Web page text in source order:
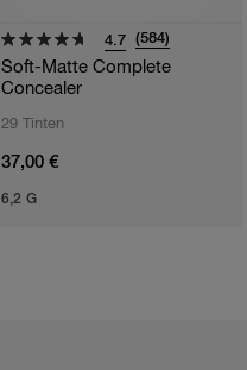
4.7 (584)
Soft-Matte Complete
Concealer
29 Tinten
37,00 €
6,2 G